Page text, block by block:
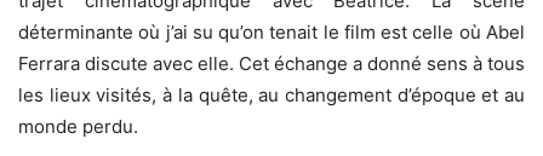
déterminante où j’ai su qu’on tenait le film est celle où Abel
Ferrara discute avec elle. Cet échange a donné sens à tous
les lieux visités, à la quête, au changement d’époque et au
monde perdu.